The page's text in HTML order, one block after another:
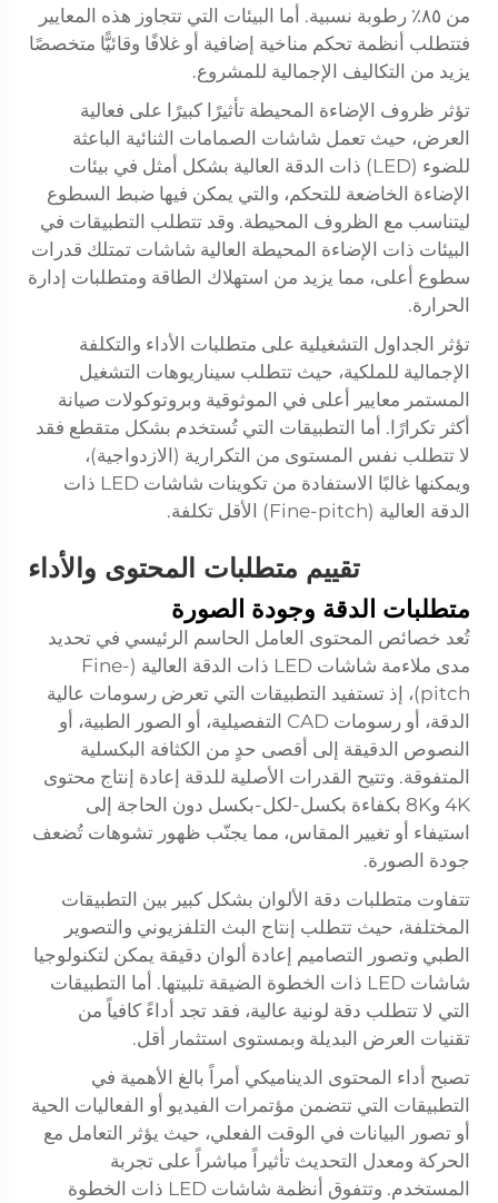
من ٨٥٪ رطوبة نسبية. أما البيئات التي تتجاوز هذه المعايير
فتتطلب أنظمة تحكم مناخية إضافية أو غلافًا وقائيًّا متخصصًا
يزيد من التكاليف الإجمالية للمشروع.
تؤثر ظروف الإضاءة المحيطة تأثيرًا كبيرًا على فعالية
العرض، حيث تعمل شاشات الصمامات الثنائية الباعثة
للضوء (LED) ذات الدقة العالية بشكل أمثل في بيئات
الإضاءة الخاضعة للتحكم، والتي يمكن فيها ضبط السطوع
ليتناسب مع الظروف المحيطة. وقد تتطلب التطبيقات في
البيئات ذات الإضاءة المحيطة العالية شاشات تمتلك قدرات
سطوع أعلى، مما يزيد من استهلاك الطاقة ومتطلبات إدارة
الحرارة.
تؤثر الجداول التشغيلية على متطلبات الأداء والتكلفة
الإجمالية للملكية، حيث تتطلب سيناريوهات التشغيل
المستمر معايير أعلى في الموثوقية وبروتوكولات صيانة
أكثر تكرارًا. أما التطبيقات التي تُستخدم بشكل متقطع فقد
لا تتطلب نفس المستوى من التكرارية (الازدواجية)،
ويمكنها غالبًا الاستفادة من تكوينات شاشات LED ذات
الدقة العالية (Fine-pitch) الأقل تكلفة.
تقييم متطلبات المحتوى والأداء
متطلبات الدقة وجودة الصورة
تُعد خصائص المحتوى العامل الحاسم الرئيسي في تحديد
مدى ملاءمة شاشات LED ذات الدقة العالية (Fine-
pitch)، إذ تستفيد التطبيقات التي تعرض رسومات عالية
الدقة، أو رسومات CAD التفصيلية، أو الصور الطبية، أو
النصوص الدقيقة إلى أقصى حدٍ من الكثافة البكسلية
المتفوقة. وتتيح القدرات الأصلية للدقة إعادة إنتاج محتوى
4K و8K بكفاءة بكسل-لكل-بكسل دون الحاجة إلى
استيفاء أو تغيير المقاس، مما يجنّب ظهور تشوهات تُضعف
جودة الصورة.
تتفاوت متطلبات دقة الألوان بشكل كبير بين التطبيقات
المختلفة، حيث تتطلب إنتاج البث التلفزيوني والتصوير
الطبي وتصور التصاميم إعادة ألوان دقيقة يمكن لتكنولوجيا
شاشات LED ذات الخطوة الضيقة تلبيتها. أما التطبيقات
التي لا تتطلب دقة لونية عالية، فقد تجد أداءً كافياً من
تقنيات العرض البديلة وبمستوى استثمار أقل.
تصبح أداء المحتوى الديناميكي أمراً بالغ الأهمية في
التطبيقات التي تتضمن مؤتمرات الفيديو أو الفعاليات الحية
أو تصور البيانات في الوقت الفعلي، حيث يؤثر التعامل مع
الحركة ومعدل التحديث تأثيراً مباشراً على تجربة
المستخدم. وتتفوق أنظمة شاشات LED ذات الخطوة